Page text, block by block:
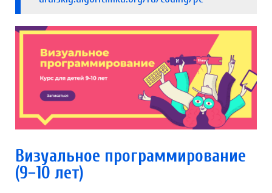
Визуальное программирование
(9−10 лет)